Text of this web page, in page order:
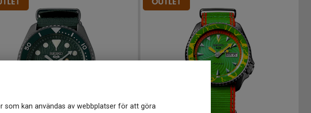
som kan användas av webbplatser för att göra